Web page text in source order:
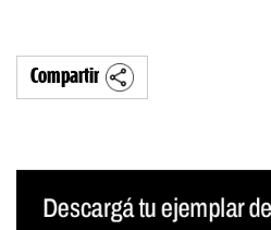
Compartir